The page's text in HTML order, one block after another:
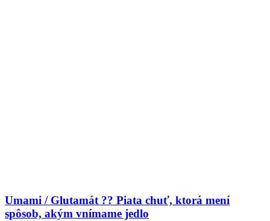
Umami / Glutamát ?? Piata chuť, ktorá mení
spôsob, akým vnímame jedlo